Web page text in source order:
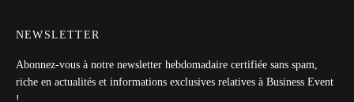
NEWSLETTER
Abonnez-vous à notre newsletter hebdomadaire certifiée sans spam,
riche en actualités et informations exclusives relatives à Business Event
!